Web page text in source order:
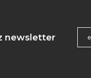
newsletter